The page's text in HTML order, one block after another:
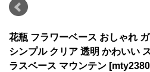
花瓶 フラワーベース おしゃれ
シンプル クリア 透明 かわいい
ラスベース マウンテン